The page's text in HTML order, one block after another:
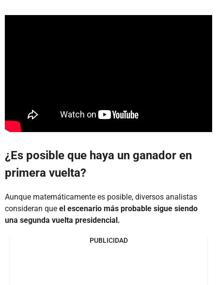
¿Es posible que haya un ganador en
primera vuelta?
Aunque matemáticamente es posible, diversos analistas
consideran que el escenario más probable sigue siendo
una segunda vuelta presidencial.
PUBLICIDAD